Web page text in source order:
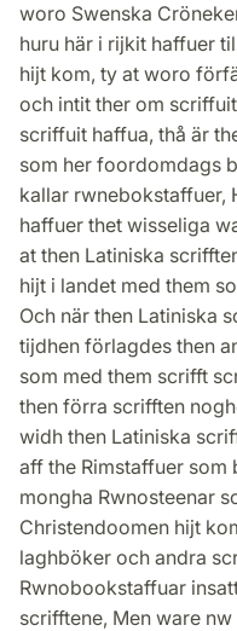
woro Swenska
huru här i rijkit haffuer
hijt kom, ty at woro
och intit ther om
scriffuit haffua, thå är
som her foordomdags
kallar rwnebokstaffuer,
haffuer thet wisseliga
at then Latiniska
hijt i landet med them
Och när then Latiniska
tijdhen förlagdes then
som med them scrifft
then förra scrifften
widh then Latiniska
aff the Rimstaffuer
mongha Rwnosteenar
Christendoomen hijt
laghböker och andra
Rwnobookstaffuar
scrifftene, Men ware